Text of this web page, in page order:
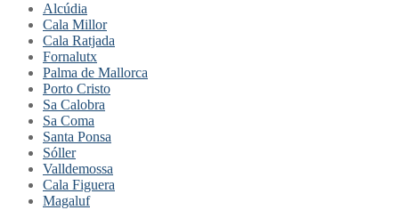
Alcúdia
Cala Millor
Cala Ratjada
Fornalutx
Palma de Mallorca
Porto Cristo
Sa Calobra
Sa Coma
Santa Ponsa
Sóller
Valldemossa
Cala Figuera
Magaluf